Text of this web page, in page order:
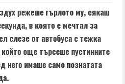
режеше гърлото му, сякаш
в която е мечтал за
слезе от автобуса с тежка
още търсеше пустинните
него имаше само познатата